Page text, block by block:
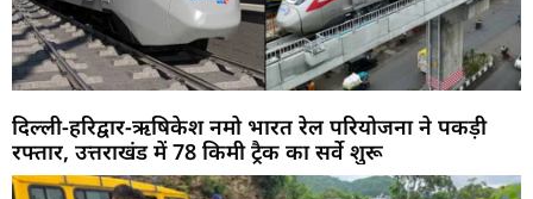
दिल्ली-हरिद्वार-ऋषिकेश नमो भारत रेल परियोजना ने पकड़ी
रफ्तार, उत्तराखंड में 78 किमी ट्रैक का सर्वे शुरू